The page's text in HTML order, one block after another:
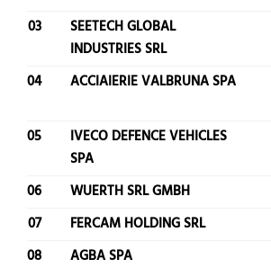
03
SEETECH GLOBAL
INDUSTRIES SRL
04 ACCIAIERIE VALBRUNA SPA
05
IVECO DEFENCE VEHICLES
SPA
06 WUERTH SRL GMBH
07
FERCAM HOLDING SRL
08
AGBA SPA